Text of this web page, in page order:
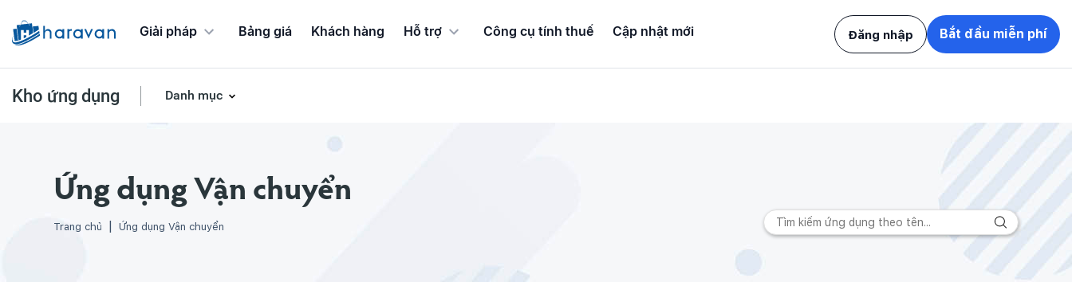
Giải pháp Bảng giá Khách hàng Hỗ trợ Công cụ tính thuế Cập nhật mới Đăng nhập Bắt đầu miễn phí
Kho ứng dụng Danh mục
Ứng dụng Vận chuyển
Trang chủ Ứng dụng Vận chuyển